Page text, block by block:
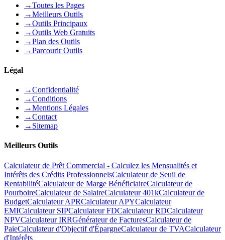
→Toutes les Pages
→Meilleurs Outils
→Outils Principaux
→Outils Web Gratuits
→Plan des Outils
→Parcourir Outils
Légal
→Confidentialité
→Conditions
→Mentions Légales
→Contact
→ Sitemap
Meilleurs Outils
Calculateur de Prêt Commercial - Calculez les Mensualités et
Intérêts des Crédits ProfessionnelsCalculateur de Seuil de
RentabilitéCalculateur de Marge BénéficiaireCalculateur de
PourboireCalculateur de SalaireCalculateur 401kCalculateur de
BudgetCalculateur APRCalculateur APYCalculateur
EMICalculateur SIPCalculateur FDCalculateur RDCalculateur
NPVCalculateur IRRGénérateur de FacturesCalculateur de
PaieCalculateur d'Objectif d'ÉpargneCalculateur de TVACalculateur
d'Intérêts